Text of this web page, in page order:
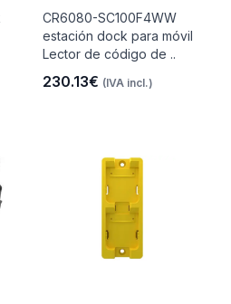
CR6080-SC100F4WW
estación dock para móvil
Lector de código de ..
230.13€ (IVA incl.)